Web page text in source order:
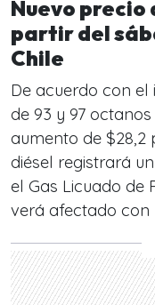
Nuevo precio
partir del
Chile
De acuerdo con el
de 93 y 97
aumento de $28,2
diésel registrará
el Gas Licuado de
verá afectado con